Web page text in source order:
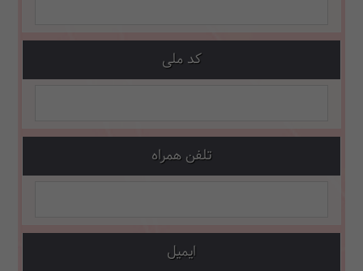
کد ملی
تلفن همراه
ایمیل